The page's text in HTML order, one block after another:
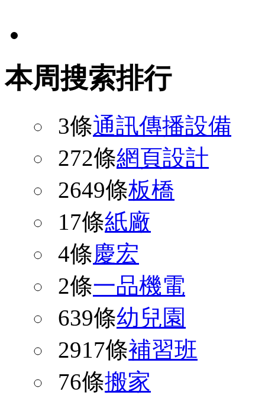
本周搜索排行
3條通訊傳播設備
272條網頁設計
2649條板橋
17條紙廠
4條慶宏
2條一品機電
639條幼兒園
2917條補習班
76條搬家